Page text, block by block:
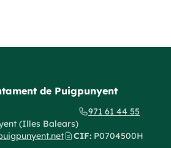
de Puigpunyent
(Illes Balears)
971 61 44 55
CIF: P0704500H